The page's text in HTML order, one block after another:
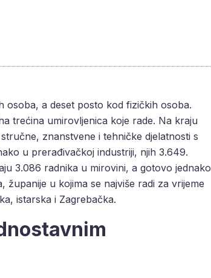
a deset posto kod fizičkih osoba.
trećina umirovljenica koje rade. Na kraju
znanstvene i tehničke djelatnosti s
u prerađivačkoj industriji, njih 3.649.
3.086 radnika u mirovini, a gotovo jednako
u kojima se najviše radi za vrijeme
istarska i Zagrebačka.